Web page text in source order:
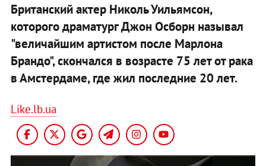
Британский актер Николь Уильямсон,
которого драматург Джон Осборн называл
"величайшим артистом после Марлона
Брандо", скончался в возрасте 75 лет от рака
в Амстердаме, где жил последние 20 лет.
Like.lb.ua